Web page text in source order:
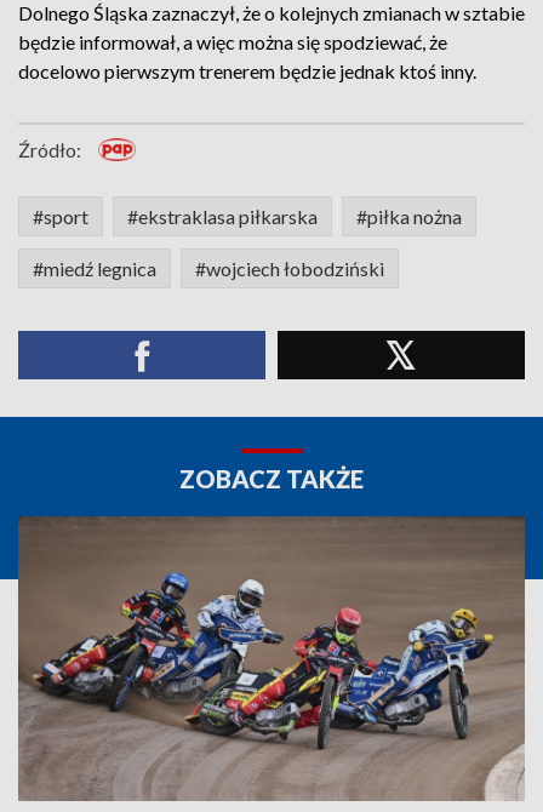
Dolnego Śląska zaznaczył, że o kolejnych zmianach w sztabie
będzie informował, a więc można się spodziewać, że
docelowo pierwszym trenerem będzie jednak ktoś inny.
Źródło:
#sport #ekstraklasa piłkarska #piłka nożna
#miedź legnica #wojciech łobodziński
ZOBACZ TAKŻE